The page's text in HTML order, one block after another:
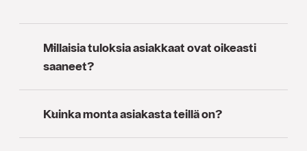
Millaisia tuloksia asiakkaat ovat oikeasti
saaneet?
Kuinka monta asiakasta teillä on?